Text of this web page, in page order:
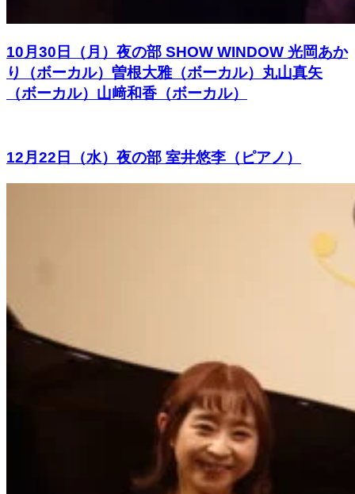
10月30日（月）夜の部 SHOW WINDOW 光岡あか
り（ボーカル）曽根大雅（ボーカル）丸山真矢
（ボーカル）山﨑和香（ボーカル）
12月22日（水）夜の部 室井悠李（ピアノ）